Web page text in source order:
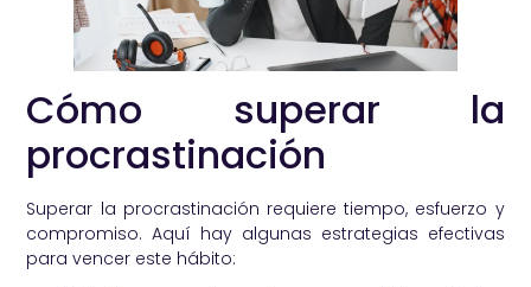
Cómo superar la
procrastinación
Superar la procrastinación requiere tiempo, esfuerzo y
compromiso. Aquí hay algunas estrategias efectivas
para vencer este hábito: